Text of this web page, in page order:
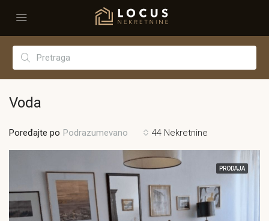
Voda
44 Nekretnine
Poređajte po Podrazumevano
PRODAJA